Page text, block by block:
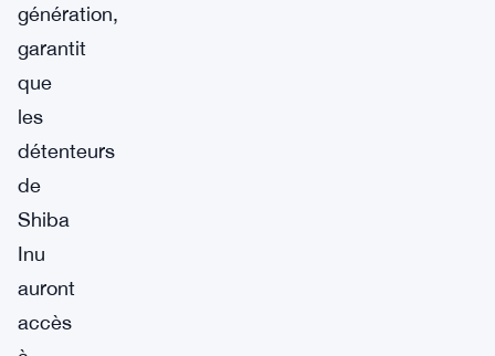
génération,
garantit
que
les
détenteurs
de
Shiba
Inu
auront
accès